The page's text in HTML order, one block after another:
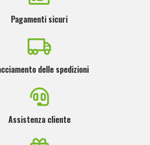
Pagamenti sicuri
delle spedizioni
Assistenza cliente